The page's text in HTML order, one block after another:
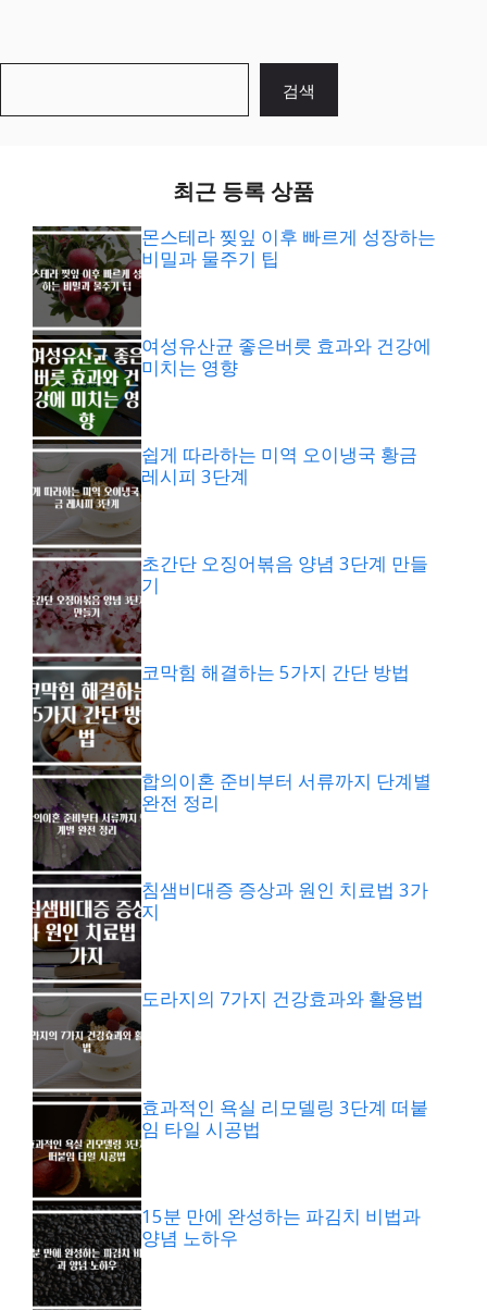
검색
최근 등록 상품
몬스테라 찢잎 이후 빠르게 성장하는
비밀과 물주기 팁
여성유산균 좋은버릇 효과와 건강에
미치는 영향
쉽게 따라하는 미역 오이냉국 황금
레시피 3단계
초간단 오징어볶음 양념 3단계 만들
기
코막힘 해결하는 5가지 간단 방법
합의이혼 준비부터 서류까지 단계별
완전 정리
침샘비대증 증상과 원인 치료법 3가
지
도라지의 7가지 건강효과와 활용법
효과적인 욕실 리모델링 3단계 떠붙
임 타일 시공법
15분 만에 완성하는 파김치 비법과
양념 노하우